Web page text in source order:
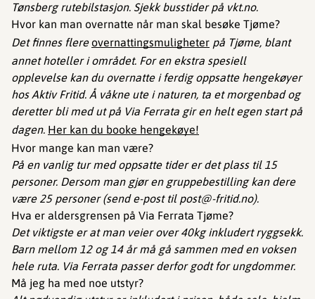
Tønsberg rutebilstasjon. Sjekk busstider på vkt.no.
Hvor kan man overnatte når man skal besøke Tjøme?
Det finnes flere overnattingsmuligheter på Tjøme, blant
annet hoteller i området. For en ekstra spesiell
opplevelse kan du overnatte i ferdig oppsatte hengekøyer
hos Aktiv Fritid. Å våkne ute i naturen, ta et morgenbad og
deretter bli med ut på Via Ferrata gir en helt egen start på
dagen. Her kan du booke hengekøye!
Hvor mange kan man være?
På en vanlig tur med oppsatte tider er det plass til 15
personer. Dersom man gjør en gruppebestilling kan dere
være 25 personer (send e-post til post@-fritid.no).
Hva er aldersgrensen på Via Ferrata Tjøme?
Det viktigste er at man veier over 40kg inkludert ryggsekk.
Barn mellom 12 og 14 år må gå sammen med en voksen
hele ruta. Via Ferrata passer derfor godt for ungdommer.
Må jeg ha med noe utstyr?